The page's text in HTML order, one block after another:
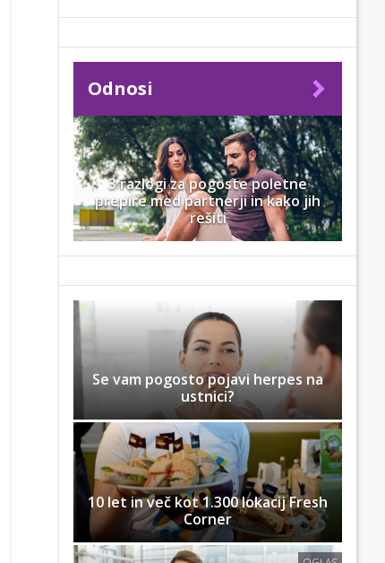
Odnosi
3 razlogi za pogoste poletne
prepire med partnerji in kako jih
rešiti
Se vam pogosto pojavi herpes na
ustnici?
10 let in več kot 1.300 lokacij Fresh
Corner